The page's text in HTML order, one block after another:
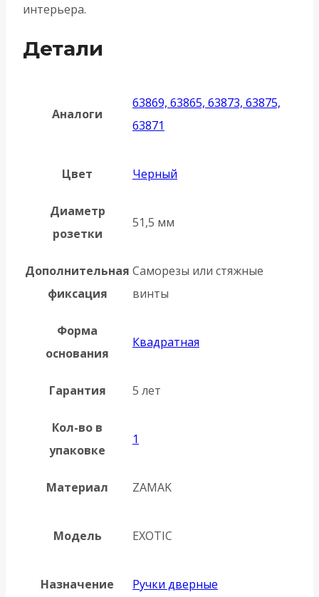
интерьера.
Детали
Аналоги
63869, 63865, 63873, 63875,
63871
Цвет Черный
Диаметр
розетки
51,5 мм
Дополнительная
фиксация
Саморезы или стяжные
винты
Форма
основания
Квадратная
Гарантия 5 лет
Кол-во в
упаковке
1
Материал ZAMAK
Модель EXOTIC
Назначение Ручки дверные